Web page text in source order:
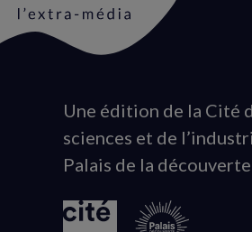
Animation
du
logo
Une édition de la Cité
sciences et de
Palais de la découverte